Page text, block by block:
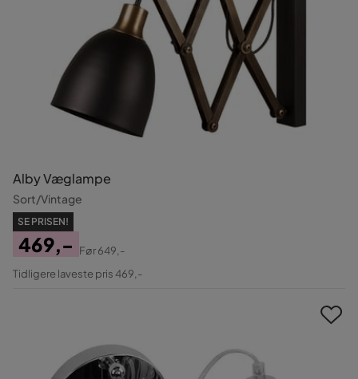
Alby Væglampe
Sort/Vintage
SE PRISEN!
Pris
469,-
Original
Før649,-
Tidligere laveste pris 469,-